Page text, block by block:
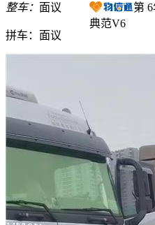
整车： 面议
拼车： 面议
第 6
典范V6